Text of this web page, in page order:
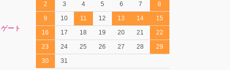
ート
2
3 4 5 6 7
8
9
10 11 12 13 14
15
16
17 18 19 20 21
22
23
24 25 26 27 28
29
30
31